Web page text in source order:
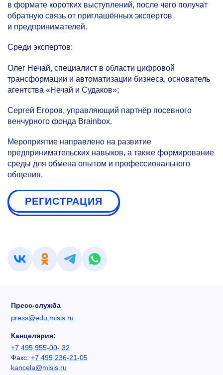
в формате коротких выступлений, после чего получат
обратную связь от приглашённых экспертов
и предпринимателей.
Среди экспертов:
Олег Нечай, специалист в области цифровой
трансформации и автоматизации бизнеса, основатель
агентства «Нечай и Судаков»;
Сергей Егоров, управляющий партнёр посевного
венчурного фонда Brainbox.
Мероприятие направлено на развитие
предпринимательских навыков, а также формирование
среды для обмена опытом и профессионального
общения.
РЕГИСТРАЦИЯ
Пресс-служба
press@edu.misis.ru
Канцелярия:
+7 495 955-00- 32
Факс: +7 499 236-21-05
kancela@misis.ru